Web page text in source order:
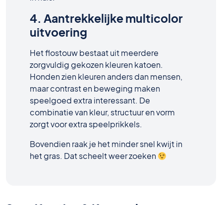
4. Aantrekkelijke multicolor
uitvoering
Het flostouw bestaat uit meerdere
zorgvuldig gekozen kleuren katoen.
Honden zien kleuren anders dan mensen,
maar contrast en beweging maken
speelgoed extra interessant. De
combinatie van kleur, structuur en vorm
zorgt voor extra speelprikkels.
Bovendien raak je het minder snel kwijt in
het gras. Dat scheelt weer zoeken